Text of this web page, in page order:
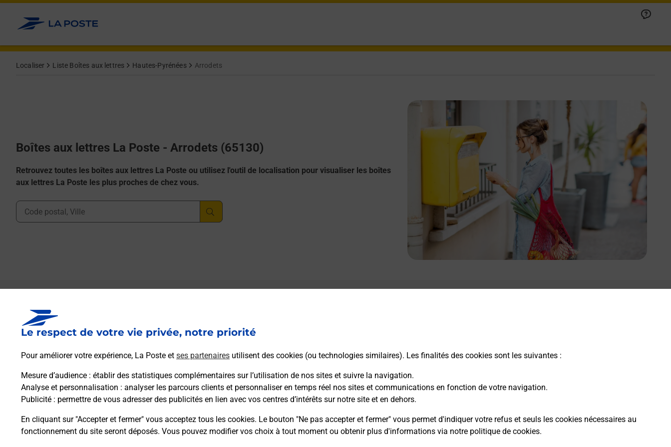
Le respect de votre vie privée, notre priorité
Pour améliorer votre expérience, La Poste et ses partenaires utilisent des cookies (ou technologies similaires). Les finalités des cookies sont les suivantes :
Mesure d’audience : établir des statistiques complémentaires sur l’utilisation de nos sites et suivre la navigation.
Analyse et personnalisation : analyser les parcours clients et personnaliser en temps réel nos sites et communications en fonction de votre navigation.
Publicité : permettre de vous adresser des publicités en lien avec vos centres d’intérêts sur notre site et en dehors.
En cliquant sur "Accepter et fermer" vous acceptez tous les cookies. Le bouton "Ne pas accepter et fermer" vous permet d'indiquer votre refus et seuls les cookies nécessaires au
fonctionnement du site seront déposés. Vous pouvez modifier vos choix à tout moment ou obtenir plus d'informations via notre politique de cookies.
Allez au contenu
Localiser Liste Boîtes aux lettres Hautes-Pyrénées Arrodets
Boîtes aux lettres La Poste - Arrodets (65130)
Retrouvez toutes les boîtes aux lettres La Poste ou utilisez l'outil de localisation pour visualiser les boîtes
aux lettres La Poste les plus proches de chez vous.
Ville, Département, Code Postal
Boîte aux lettres La Poste
Collecte du courrier aujourd'hui à 09h00
Le Village
Itinéraire